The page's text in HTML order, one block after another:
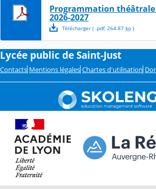
Programmation
2026-2027
Télécharger( .pdf, 264.87 ko)
Lycée public de Saint-Just
Contacts Mentions légales Chartes d'utilisation